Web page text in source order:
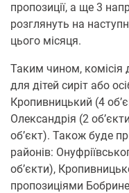
пропозиції, а ще 3
розглянуть на
цього місяця.
Таким чином, комісія
для дітей сиріт або
Кропивницький (4
Олександрія (2
об’єкт). Також буде
районів:
об’єкти),
пропозиціями